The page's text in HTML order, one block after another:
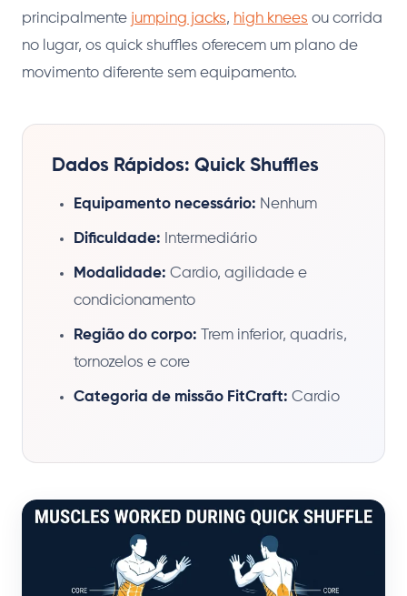
principalmente jumping jacks, high knees ou corrida
no lugar, os quick shuffles oferecem um plano de
movimento diferente sem equipamento.
Dados Rápidos: Quick Shuffles
Equipamento necessário: Nenhum
Dificuldade: Intermediário
Modalidade: Cardio, agilidade e
condicionamento
Região do corpo: Trem inferior, quadris,
tornozelos e core
Categoria de missão FitCraft: Cardio